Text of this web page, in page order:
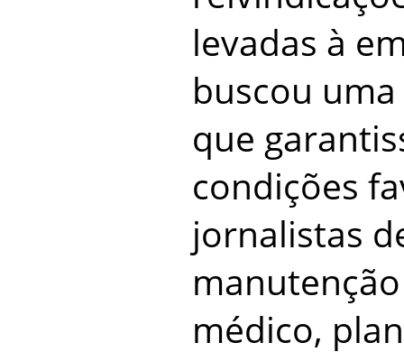
levadas à
buscou
que
condições
jornalistas
médico,